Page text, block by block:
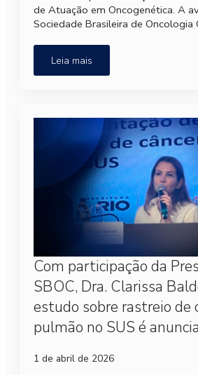
de Atuação em Oncogenética. A
Sociedade Brasileira de Oncologia
Leia mais
Com participação da
SBOC, Dra. Clarissa
estudo sobre rastreio de
pulmão no SUS é
1 de abril de 2026